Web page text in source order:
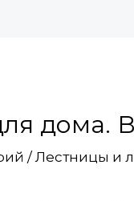
дома.
/ Лестницы и